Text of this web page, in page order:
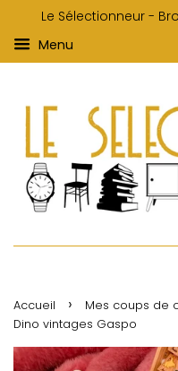
Le Sélectionneur -
Menu
Accueil › Mes coups de
Dino vintages Gaspo